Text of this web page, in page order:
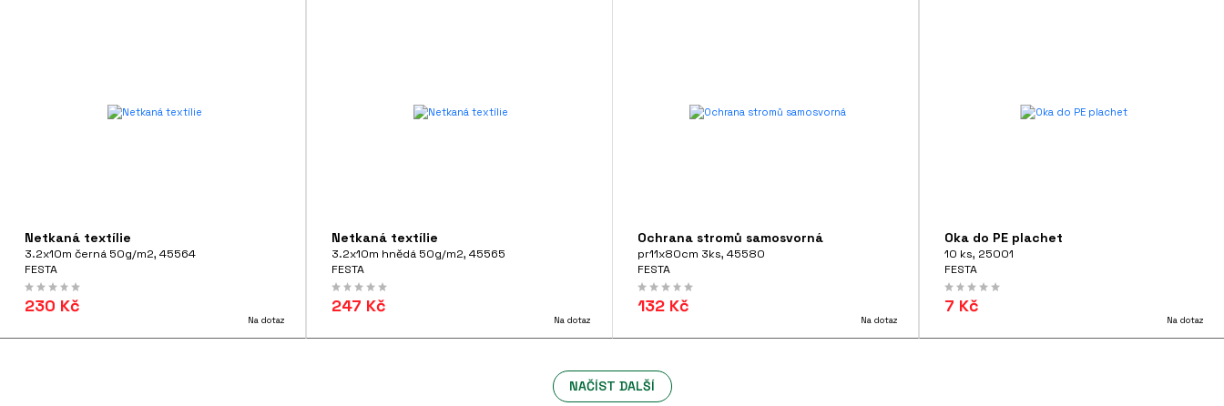
Netkaná textílie
3.2x10m černá 50g/m2, 45564
FESTA
230 Kč
Na dotaz
Netkaná textílie
3.2x10m hnědá 50g/m2, 45565
FESTA
247 Kč
Na dotaz
Ochrana stromů samosvorná
pr11x80cm 3ks, 45580
FESTA
132 Kč
Na dotaz
Oka do PE plachet
10 ks, 25001
FESTA
7 Kč
Na dotaz
NAČÍST DALŠÍ